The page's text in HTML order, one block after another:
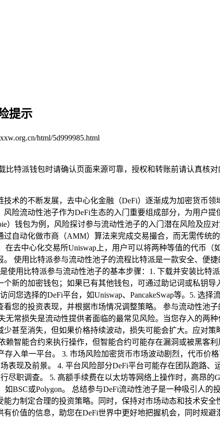
提示
html/5d999985.html
特派钱包时请确认页面来源可靠，授权和转账前请认真核对
术的不断发展，去中心化金融（DeFi）逐渐成为加密货币
险流动性池子作为DeFi生态的入门重要组成部分，为用户
）钱包为例，风险探讨参与流动性池子的入门潜在风险及应
自动化做市商（AMM）算法来完成交易撮合，而无需传统
去中心化交易所Uniswap上，用户可以将两种等值的代币
使用比特派参与流动性池子的流程比特派是一款安全、便
使用比特派参与流动性池子的基本步骤：1. 下载并安装比特
新的加密钱包；如果已有其他钱包，可通过助记词或私钥
您选择的DeFi平台，如Uniswap、PancakeSwap等。5. 选
您的投资表现，并根据市场情况调整策略。 参与流动性池
无常损失是流动性提供者面临的最常见风险。当您存入的两
甚至消失，但如果价格持续波动，损失可能会扩大。应对
赖智能合约来执行操作，但智能合约可能存在漏洞或被黑客
入单一平台。 3. 市场风险加密货币市场波动剧烈，代币价
表现及前景。 4. 平台风险部分DeFi平台可能存在团队跑路
尽职调查。 5. 高额手续费在以太坊等网络上操作时，高昂
BSC或Polygon。 总结参与DeFi流动性池子是一种吸引人
力制定合理的投资策略。同时，保持对市场动态和技术安
价值的信息，助您在DeFi世界中更好地把握机会，同时规避